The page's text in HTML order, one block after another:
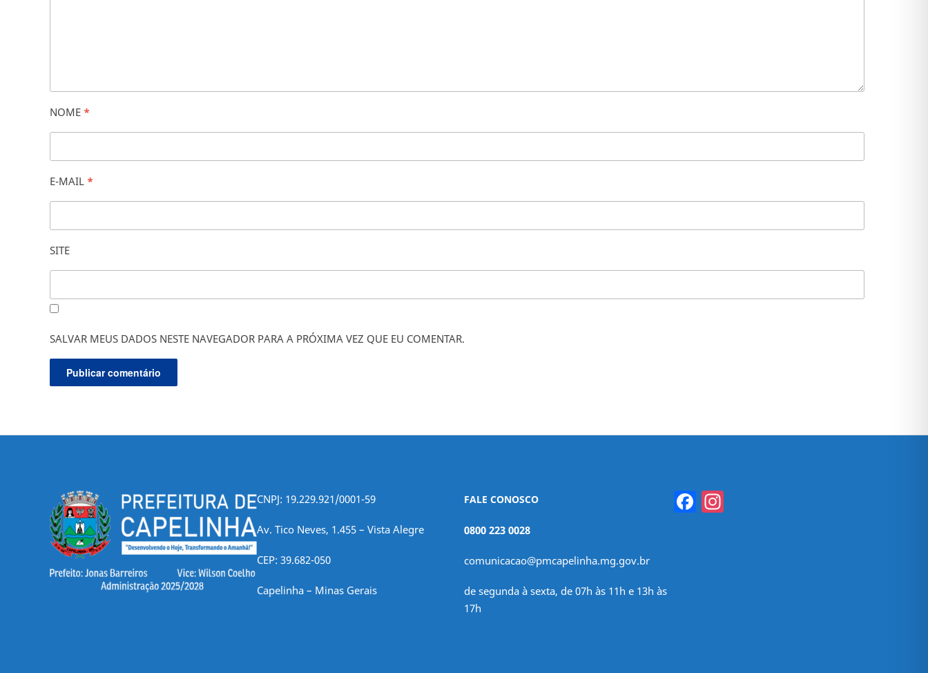
NOME *
E-MAIL *
SITE
SALVAR MEUS DADOS NESTE NAVEGADOR PARA A PRÓXIMA VEZ QUE EU COMENTAR.
CNPJ: 19.229.921/0001-59
Av. Tico Neves, 1.455 – Vista Alegre
CEP: 39.682-050
Capelinha – Minas Gerais
FALE CONOSCO
0800 223 0028
comunicacao@pmcapelinha.mg.gov.br
de segunda à sexta, de 07h às 11h e 13h às
17h
Facebook